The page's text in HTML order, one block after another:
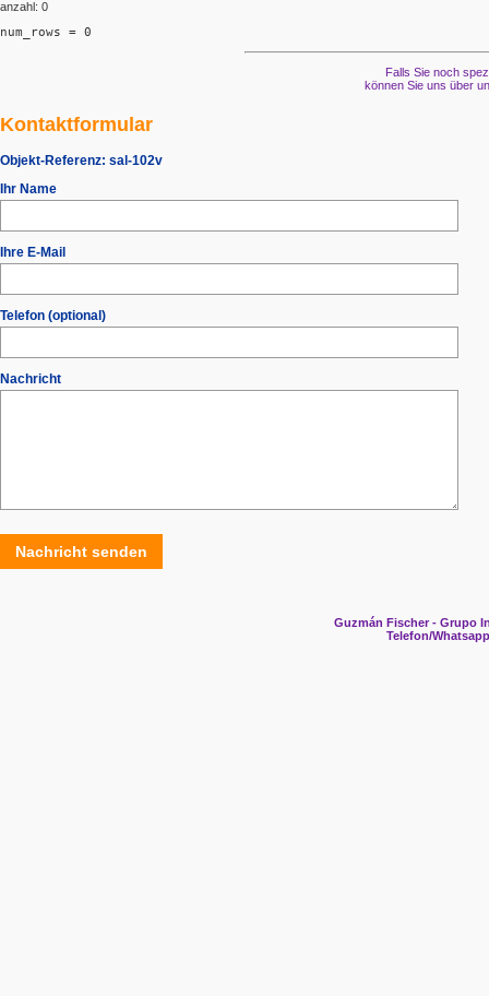
anzahl: 0
num_rows = 0
Falls Sie noch
können Sie uns über
Kontaktformular
Objekt-Referenz: sal-102v
Ihr Name
Ihre E-Mail
Telefon (optional)
Nachricht
Nachricht senden
Guzmán Fischer - Grupo
Telefon/